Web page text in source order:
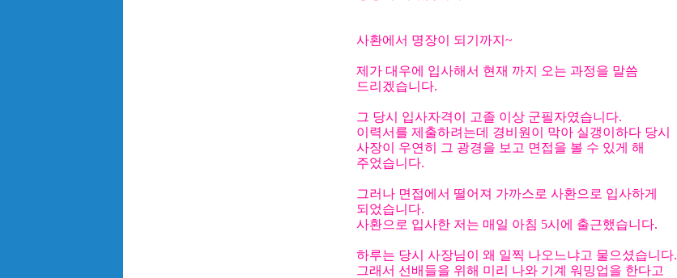
사환에서 명장이 되기까지~
제가 대우에 입사해서 현재 까지 오는 과정을 말씀
드리겠습니다.
그 당시 입사자격이 고졸 이상 군필자였습니다.
이력서를 제출하려는데 경비원이 막아 실갱이하다 당시
사장이 우연히 그 광경을 보고 면접을 볼 수 있게 해
주었습니다.
그러나 면접에서 떨어져 가까스로 사환으로 입사하게
되었습니다.
사환으로 입사한 저는 매일 아침 5시에 출근했습니다.
하루는 당시 사장님이 왜 일찍 나오느냐고 물으셨습니다.
그래서 선배들을 위해 미리 나와 기계 워밍업을 한다고